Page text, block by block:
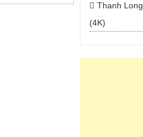
Thanh
(4K)